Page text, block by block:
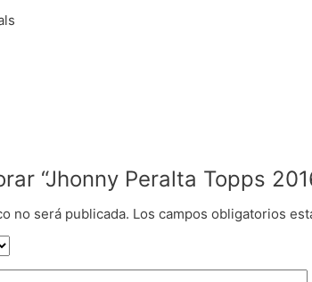
“Jhonny Peralta Topps
no será publicada. Los campos obligatorios